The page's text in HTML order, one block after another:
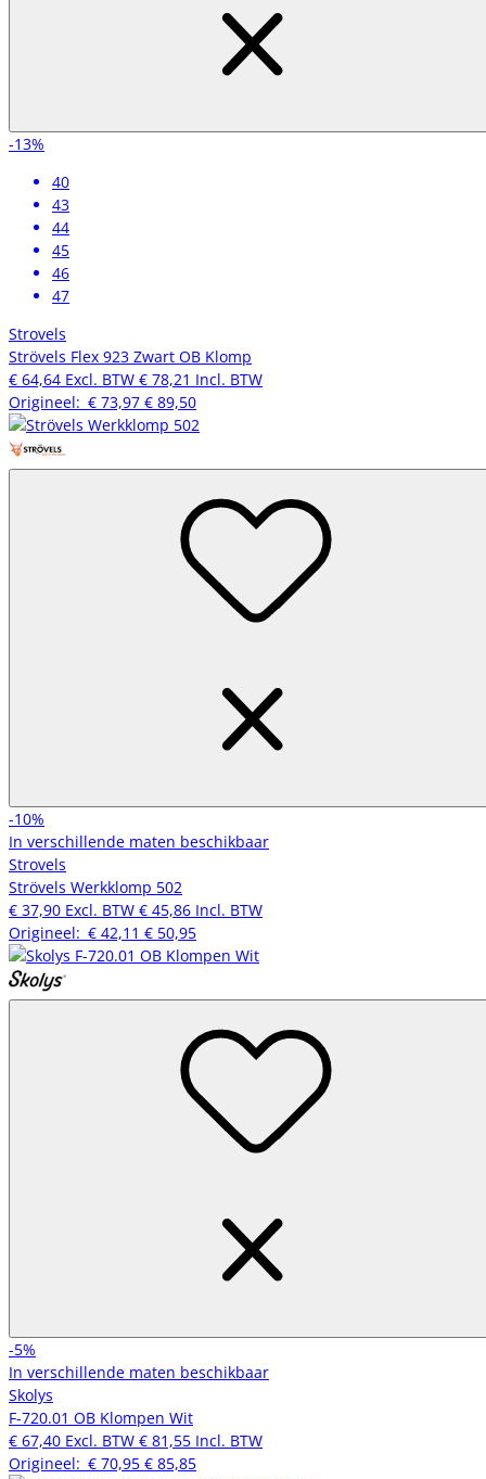
-13%
40
43
44
45
46
47
Strovels
Strövels Flex 923 Zwart OB Klomp
€ 64,64 Excl. BTW € 78,21 Incl. BTW
Origineel: € 73,97 € 89,50
-10%
In verschillende maten beschikbaar
Strovels
Strövels Werkklomp 502
€ 37,90 Excl. BTW € 45,86 Incl. BTW
Origineel: € 42,11 € 50,95
-5%
In verschillende maten beschikbaar
Skolys
F-720.01 OB Klompen Wit
€ 67,40 Excl. BTW € 81,55 Incl. BTW
Origineel: € 70,95 € 85,85